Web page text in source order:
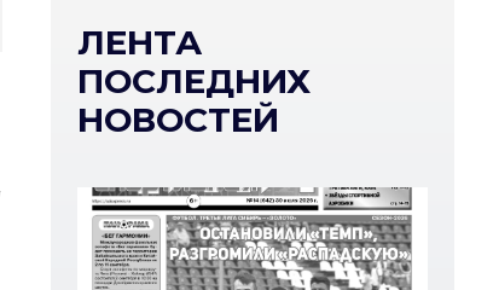
ЛЕНТА
ПОСЛЕДНИХ
НОВОСТЕЙ